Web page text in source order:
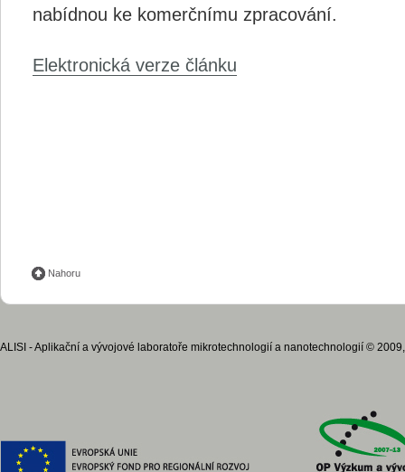
nabídnou ke komerčnímu zpracování.
Elektronická verze článku
Nahoru
ALISI - Aplikační a vývojové laboratoře mikrotechnologií a nanotechnologií ©